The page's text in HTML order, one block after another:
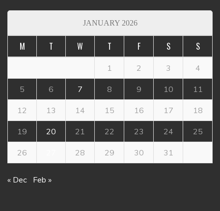
JANUARY 2026
M T W T F S S
1 2 3 4
5 6 7 8 9 10 11
12 13 14 15 16 17 18
19 20 21 22 23 24 25
26 28 29 30 31
« Dec Feb »